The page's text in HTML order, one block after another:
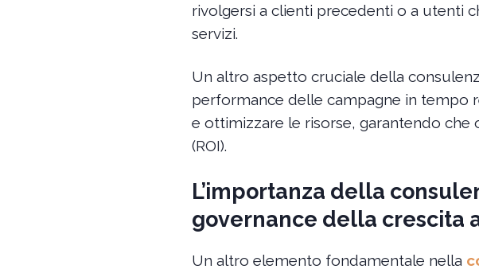
rivolgersi a clienti precedenti o a utenti
servizi.
Un altro aspetto cruciale della
performance delle campagne in tempo
e ottimizzare le risorse, garantendo che
(ROI).
L’importanza della
governance della crescita
Un altro elemento fondamentale nella